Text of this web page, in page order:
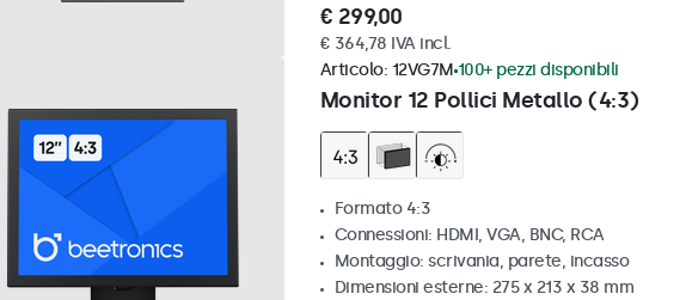
€ 299,00
€ 364,78 IVA incl.
Monitor 12 Pollici Metallo (4:3)
Articolo: 12VG7M 100+ pezzi disponibili
Formato 4:3
Connessioni: HDMI, VGA, BNC, RCA
Montaggio: scrivania, parete, incasso
Dimensioni esterne: 275 x 213 x 38 mm